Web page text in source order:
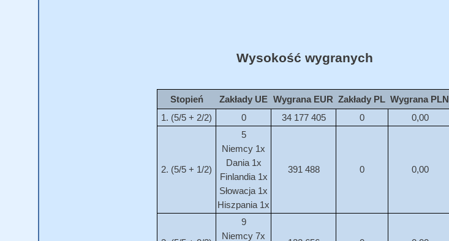
Wysokość wygranych
Stopień Zakłady UE Wygrana EUR Zakłady PL Wygrana PLN
1. (5/5 + 2/2)
0 34 177 405 0 0,00
2. (5/5 + 1/2)
5
Niemcy 1x
Dania 1x
Finlandia 1x
Słowacja 1x
Hiszpania 1x
391 488 0 0,00
9
Niemcy 7x